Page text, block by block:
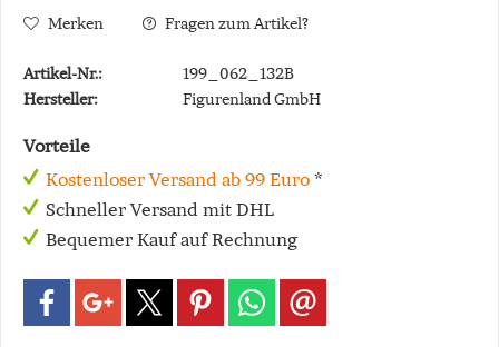
Merken Fragen zum Artikel?
Artikel-Nr.:
199_062_132B
Hersteller:
Figurenland GmbH
Vorteile
Kostenloser Versand ab 99 Euro *
Schneller Versand mit DHL
Bequemer Kauf auf Rechnung